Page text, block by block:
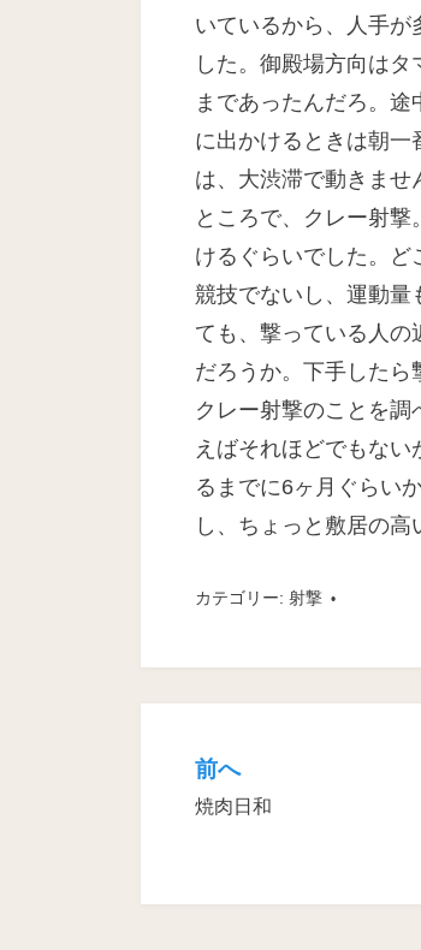
いているから、人手が
した。御殿場方向は
まであったんだろ。
に出かけるときは朝一
は、大渋滞で動きませ
ところで、クレー射
けるぐらいでした。ど
競技でないし、運動量
ても、撃っている人
だろうか。下手したら
クレー射撃のことを
えばそれほどでもな
るまでに6ヶ月ぐらい
し、ちょっと敷居の高
カテゴリー: 射撃
投
稿
ビ
前へ
焼肉日和